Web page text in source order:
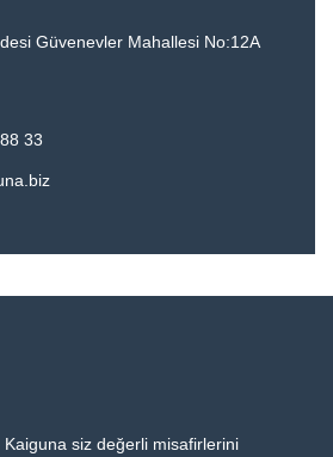
Güvenevler Mahallesi No:12A
33
siz değerli misafirlerini